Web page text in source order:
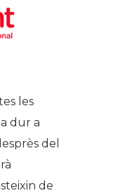
les
dur a
del
de